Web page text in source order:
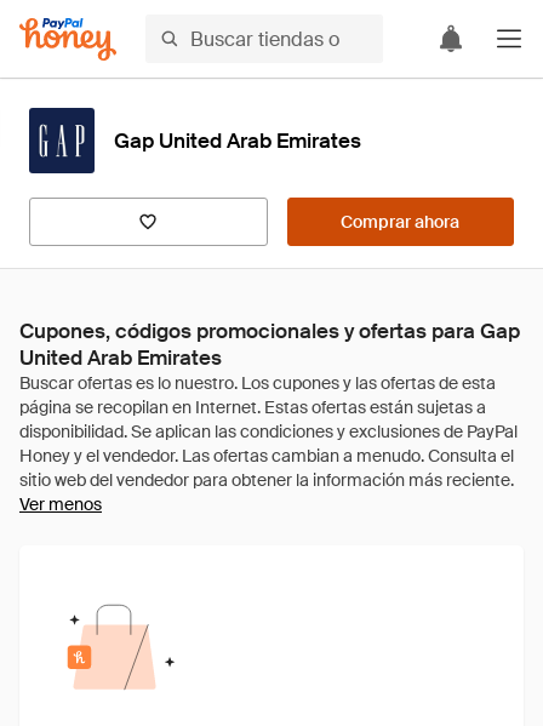
Gap United Arab Emirates
Comprar ahora
Cupones, códigos promocionales y ofertas para Gap
United Arab Emirates
Ver menos